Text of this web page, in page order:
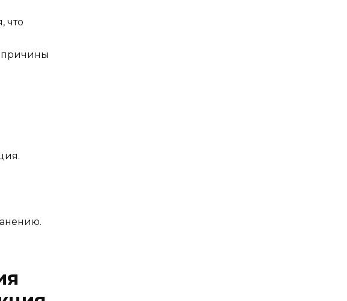
что
причины